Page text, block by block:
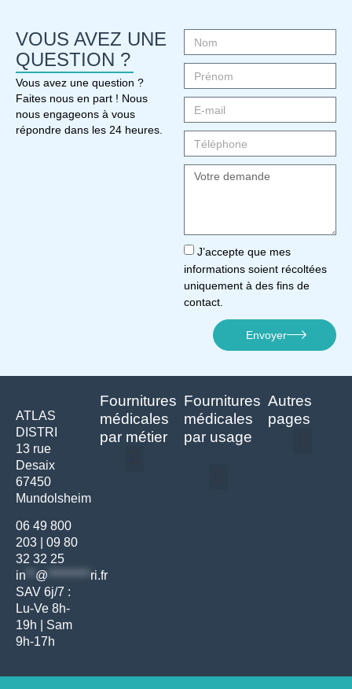
VOUS AVEZ UNE
QUESTION ?
Vous avez une question ?
Faites nous en part ! Nous
nous engageons à vous
répondre dans les 24 heures.
J’accepte que mes
informations soient récoltées
uniquement à des fins de
contact.
Envoyer
ATLAS
DISTRI
13 rue
Desaix
67450
Mundolsheim
06 49 800
203
09 80
32 32 25
in
@ ********* ri.fr
SAV 6j/7 :
Lu-Ve 8h-
19h | Sam
9h-17h
Fournitures
médicales
par métier
Fournitures
médicales
par usage
Autres
pages